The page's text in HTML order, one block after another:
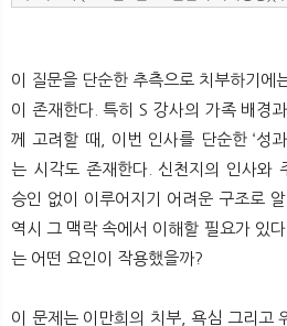
이 질문을 단순한 추측으로 치부하기에
이 존재한다. 특히 S 강사의 가족 배경
께 고려할 때, 이번 인사를 단순한 ‘성
는 시각도 존재한다. 신천지의 인사와
승인 없이 이루어지기 어려운 구조로
역시 그 맥락 속에서 이해할 필요가 있
는 어떤 요인이 작용했을까?
이 문제는 이만희의 치부, 욕심 그리고